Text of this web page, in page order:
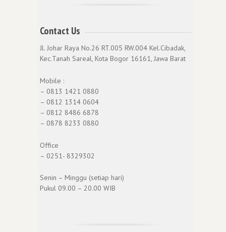
Contact Us
Jl. Johar Raya No.26 RT.005 RW.004 Kel.Cibadak,
Kec.Tanah Sareal, Kota Bogor 16161, Jawa Barat
Mobile :
– 0813 1421 0880
– 0812 1314 0604
– 0812 8486 6878
– 0878 8233 0880
Office
– 0251- 8329302
Senin – Minggu (setiap hari)
Pukul 09.00 – 20.00 WIB